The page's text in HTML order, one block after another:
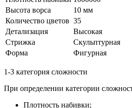
Высота ворса
10 мм
Количество цветов 35
Детализация
Высокая
Стрижка
Скульптурная
Форма
Фигурная
1-3 категория сложности
При определении категории
Плотность набивки;